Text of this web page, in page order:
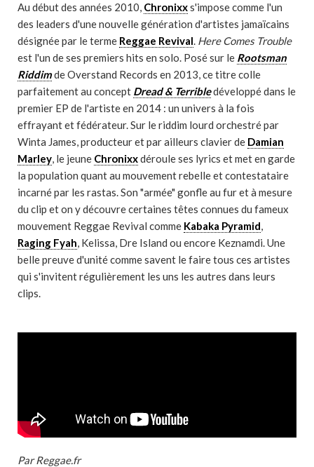
Au début des années 2010, Chronixxs'impose comme l'un
des leaders d'une nouvelle génération d'artistes jamaïcains
désignée par le terme Reggae Revival. Here Comes Trouble
est l'un de ses premiers hits en solo. Posé sur le Rootsman
Riddimde Overstand Records en 2013, ce titre colle
parfaitement au concept Dread & Terribledéveloppé dans le
premier EP de l'artiste en 2014 : un univers à la fois
effrayant et fédérateur. Sur le riddim lourd orchestré par
Winta James, producteur et par ailleurs clavier de Damian
Marley, le jeune Chronixxdéroule ses lyrics et met en garde
la population quant au mouvement rebelle et contestataire
incarné par les rastas. Son "armée" gonfle au fur et à mesure
du clip et on y découvre certaines têtes connues du fameux
mouvement Reggae Revival comme Kabaka Pyramid,
Raging Fyah, Kelissa, Dre Island ou encore Keznamdi. Une
belle preuve d'unité comme savent le faire tous ces artistes
qui s'invitent régulièrement les uns les autres dans leurs
clips.
Par Reggae.fr